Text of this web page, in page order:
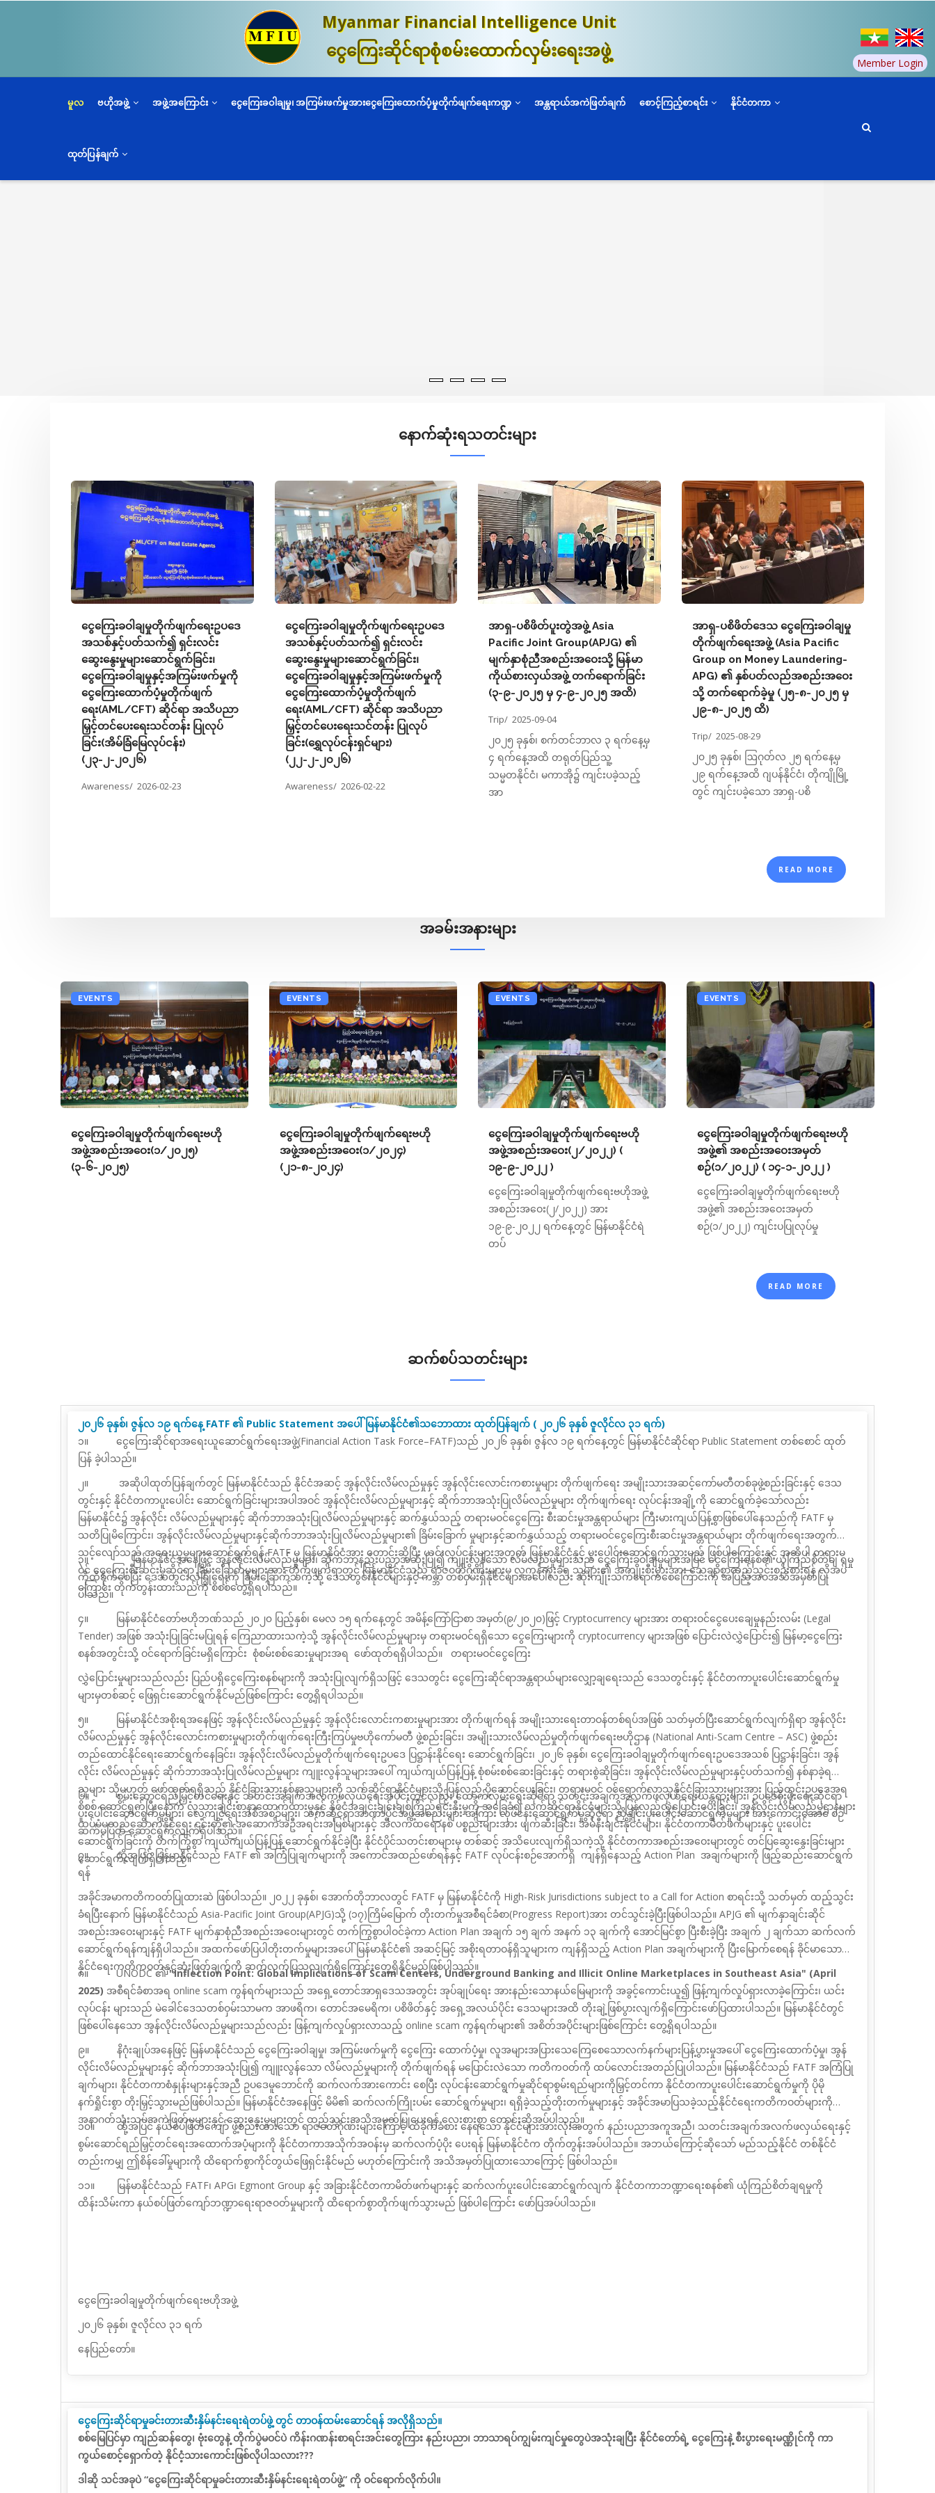
မည်
Myanmar Financial Intelligence Unit
ငွေကြေးဆိုင်ရာစုံစမ်းထောက်လှမ်းရေးအဖွဲ့
Member Login
မူလ ဗဟိုအဖွဲ့ အဖွဲ့အကြောင်း ငွေကြေးခဝါချမှု၊ အကြမ်းဖက်မှုအားငွေကြေးထောက်ပံ့မှုတိုက်ဖျက်ရေးကဏ္ဍ အန္တရာယ်အကဲဖြတ်ချက် စောင့်ကြည့်စာရင်း နိုင်ငံတကာ
ထုတ်ပြန်ချက်
နောက်ဆုံးရသတင်းများ
ငွေကြေးခဝါချမှုတိုက်ဖျက်ရေးဥပဒေ
အသစ်နှင့်ပတ်သက်၍ ရှင်းလင်း
ဆွေးနွေးမှုများဆောင်ရွက်ခြင်း၊
ငွေကြေးခဝါချမှုနှင့်အကြမ်းဖက်မှုကို
ငွေကြေးထောက်ပံ့မှုတိုက်ဖျက်
ရေး(AML/CFT) ဆိုင်ရာ အသိပညာ
မြှင့်တင်ပေးရေးသင်တန်း ပြုလုပ်
ခြင်း(အိမ်ခြံမြေလုပ်ငန်း)
(၂၃-၂-၂၀၂၆)
Awareness/ 2026-02-23
ငွေကြေးခဝါချမှုတိုက်ဖျက်ရေးဥပဒေ
အသစ်နှင့်ပတ်သက်၍ ရှင်းလင်း
ဆွေးနွေးမှုများဆောင်ရွက်ခြင်း၊
ငွေကြေးခဝါချမှုနှင့်အကြမ်းဖက်မှုကို
ငွေကြေးထောက်ပံ့မှုတိုက်ဖျက်
ရေး(AML/CFT) ဆိုင်ရာ အသိပညာ
မြှင့်တင်ပေးရေးသင်တန်း ပြုလုပ်
ခြင်း(ရွှေလုပ်ငန်းရှင်များ)
(၂၂-၂-၂၀၂၆)
Awareness/ 2026-02-22
အာရှ-ပစိဖိတ်ပူးတွဲအဖွဲ့ Asia
Pacific Joint Group(APJG) ၏
မျက်နှာစုံညီအစည်းအဝေးသို့ မြန်မာ
ကိုယ်စားလှယ်အဖွဲ့ တက်ရောက်ခြင်း
(၃-၉-၂၀၂၅ မှ ၄-၉-၂၀၂၅ အထိ)
Trip/ 2025-09-04
၂၀၂၅ ခုနှစ်၊ စက်တင်ဘာလ ၃ ရက်နေ့မှ
၄ ရက်‌နေ့အထိ တရုတ်ပြည်သူ့
သမ္မတနိုင်ငံ၊ မကာအို၌ ကျင်းပခဲ့သည့်
အာ
အာရှ-ပစိဖိတ်ဒေသ ငွေကြေးခဝါချမှု
တိုက်ဖျက်ရေးအဖွဲ့ (Asia Pacific
Group on Money Laundering-
APG) ၏ နှစ်ပတ်လည်အစည်းအဝေး
သို့ တက်ရောက်ခဲ့မှု (၂၅-၈-၂၀၂၅ မှ
၂၉-၈-၂၀၂၅ ထိ)
Trip/ 2025-08-29
၂၀၂၅ ခုနှစ်၊ ဩဂုတ်လ ၂၅ ရက်နေ့မှ
၂၉ ရက်နေ့အထိ ဂျပန်နိုင်ငံ၊ တိုကျိုမြို့
တွင် ကျင်းပခဲ့သော အာရှ-ပစိ
READ MORE
အခမ်းအနားများ
EVENTS
ငွေကြေးခဝါချမှုတိုက်ဖျက်ရေးဗဟို
အဖွဲ့အစည်းအဝေး(၁/၂၀၂၅)
(၃-၆-၂၀၂၅)
EVENTS
ငွေကြေးခဝါချမှုတိုက်ဖျက်ရေးဗဟို
အဖွဲ့အစည်းအဝေး(၁/၂၀၂၄)
(၂၁-၈-၂၀၂၄)
EVENTS
ငွေကြေးခဝါချမှုတိုက်ဖျက်ရေးဗဟို
အဖွဲ့အစည်းအဝေး(၂/၂၀၂၂) (
၁၉-၉-၂၀၂၂ )
ငွေကြေးခဝါချမှုတိုက်ဖျက်ရေးဗဟိုအဖွဲ့
အစည်းအဝေး(၂/၂၀၂၂) အား
၁၉-၉-၂၀၂၂ ရက်နေ့တွင် မြန်မာနိုင်ငံရဲ
တပ်
EVENTS
ငွေကြေးခဝါချမှုတိုက်ဖျက်ရေးဗဟို
အဖွဲ့၏ အစည်းအဝေးအမှတ်
စဉ်(၁/၂၀၂၂) ( ၁၄-၁-၂၀၂၂ )
ငွေကြေးခဝါချမှုတိုက်ဖျက်ရေးဗဟို
အဖွဲ့၏ အစည်းအဝေးအမှတ်
စဉ်(၁/၂၀၂၂) ကျင်းပပြုလုပ်မှု
READ MORE
ဆက်စပ်သတင်းများ
၂၀၂၆ ခုနှစ်၊ ဇွန်လ ၁၉ ရက်နေ့ FATF ၏ Public Statement အပေါ် မြန်မာနိုင်ငံ၏သဘောထား ထုတ်ပြန်ချက် ( ၂၀၂၆ ခုနှစ် ဇူလိုင်လ ၃၁ ရက်)
၁။ ငွေကြေးဆိုင်ရာအရေးယူဆောင်ရွက်ရေးအဖွဲ့(Financial Action Task Force–FATF)သည် ၂၀၂၆ ခုနှစ်၊ ဇွန်လ ၁၉ ရက်နေ့တွင် မြန်မာနိုင်ငံဆိုင်ရာ Public Statement တစ်စောင် ထုတ်
ပြန် ခဲ့ပါသည်။
၂။ အဆိုပါထုတ်ပြန်ချက်တွင် မြန်မာနိုင်ငံသည် နိုင်ငံအဆင့် အွန်လိုင်းလိမ်လည်မှုနှင့် အွန်လိုင်းလောင်းကစားမှုများ တိုက်ဖျက်ရေး အမျိုးသားအဆင့်ကော်မတီတစ်ခုဖွဲ့စည်းခြင်းနှင့် ဒေသ
တွင်းနှင့် နိုင်ငံတကာပူးပေါင်း ဆောင်ရွက်ခြင်းများအပါအဝင် အွန်လိုင်းလိမ်လည်မှုများနှင့် ဆိုက်ဘာအသုံးပြုလိမ်လည်မှုများ တိုက်ဖျက်ရေး လုပ်ငန်းအချို့ကို ဆောင်ရွက်ခဲ့သော်လည်း
မြန်မာနိုင်ငံ၌ အွန်လိုင်း လိမ်လည်မှုများနှင့် ဆိုက်ဘာအသုံးပြုလိမ်လည်မှုများနှင့် ဆက်နွှယ်သည့် တရားမဝင်ငွေကြေး စီးဆင်းမှုအန္တရာယ်များ ကြီးမားကျယ်ပြန့်စွာဖြစ်ပေါ်နေသည်ကို FATF မှ
သတိပြုမိကြောင်း၊ အွန်လိုင်းလိမ်လည်မှုများနှင့်ဆိုက်ဘာအသုံးပြုလိမ်လည်မှုများ၏ ခြိမ်းခြောက် မှုများနှင့်ဆက်နွှယ်သည့် တရားမဝင်ငွေကြေးစီးဆင်းမှုအန္တရာယ်များ တိုက်ဖျက်ရေးအတွက်
သင့်လျော်သည့် အရေးယူမှုများဆောင်ရွက်ရန် FATF မှ မြန်မာနိုင်ငံအား တောင်းဆိုပြီး ယင်းလုပ်ငန်းများအတွက် မြန်မာနိုင်ငံနှင့် ပူးပေါင်းဆောင်ရွက်သွားမည် ဖြစ်ပါကြောင်းနှင့် အဆိုပါ တရားမ
ဝင် ငွေကြေးစီးဆင်းမှုဆိုင်ရာ ခြိမ်းခြောက်မှုများအား တိုက်ဖျက်ရာတွင် မြန်မာနိုင်ငံသည် ရာဇဝတ်ဂိုဏ်းများမှ လူကုန်ကူးခံရ သူများ၏ အကျိုးစီးပွားအား သေချာစွာထည့်သွင်းစဉ်းစားရန် လိုအပ်
ကြောင်း တိုက်တွန်းထားသည်ကို စိစစ်တွေ့ရှိရပါသည်။
၃။မြန်မာနိုင်ငံအနေဖြင့် အွန်လိုင်းလိမ်လည်မှုများ၊ ဆိုက်ဘာနည်းပညာအသုံးပြု၍ကျူးလွန်သော လိမ်လည်မှုများသည် ငွေကြေးခဝါချမှုများအပြင် ငွေကြေးစနစ်၏ ယုံကြည်စိတ်ချရမှု
ကိုထိခိုက်စေပြီး ဒေသတွင်းလုံခြုံရေးကို ခြိမ်းခြောက်သကဲ့သို့ ဒေသတွင်းနိုင်ငံများနှင့် ကမ္ဘာတစ်ဝှမ်းရှိနိုင်ငံများအပေါ်လည်း ဆိုးကျိုးသက်ရောက်စေကြောင်းကို အပြည့်အဝအသိအမှတ်ပြု
ပါသည်။
၄။
မြန်မာနိုင်ငံတော်ဗဟိုဘဏ်သည် ၂၀၂၀ ပြည့်နှစ်၊ မေလ ၁၅ ရက်နေ့တွင် အမိန့်ကြော်ငြာစာ အမှတ်(၉/၂၀၂၀)ဖြင့် Cryptocurrency များအား တရားဝင်ငွေပေးချေမှုနည်းလမ်း (Legal
Tender) အဖြစ် အသုံးပြုခြင်းမပြုရန် ကြေညာထားသကဲ့သို့ အွန်လိုင်းလိမ်လည်မှုများမှ တရားမဝင်ရရှိသော ငွေကြေးများကို cryptocurrency များအဖြစ် ပြောင်းလဲလွှဲပြောင်း၍ မြန်မာ့ငွေကြေး
စနစ်အတွင်းသို့ ဝင်ရောက်ခြင်းမရှိကြောင်း စုံစမ်းစစ်ဆေးမှုများအရ ဖော်ထုတ်ရရှိပါသည်။ တရားမဝင်ငွေကြေး
လွှဲပြောင်းမှုများသည်လည်း ပြည်ပရှိငွေကြေးစနစ်များကို အသုံးပြုလျက်ရှိသဖြင့် ဒေသတွင်း ငွေကြေးဆိုင်ရာအန္တရာယ်များလျှော့ချရေးသည် ဒေသတွင်းနှင့် နိုင်ငံတကာပူးပေါင်းဆောင်ရွက်မှု
များမှတစ်ဆင့် ဖြေရှင်းဆောင်ရွက်နိုင်မည်ဖြစ်ကြောင်း တွေ့ရှိရပါသည်။
၅။
မြန်မာနိုင်ငံအစိုးရအနေဖြင့် အွန်လိုင်းလိမ်လည်မှုနှင့် အွန်လိုင်းလောင်းကစားမှုများအား တိုက်ဖျက်ရန် အမျိုးသား‌ရေးတာဝန်တစ်ရပ်အဖြစ် သတ်မှတ်ပြီးဆောင်ရွက်လျက်ရှိရာ အွန်လိုင်း
လိမ်လည်မှုနှင့် အွန်လိုင်းလောင်းကစားမှုများတိုက်ဖျက်ရေးကြီးကြပ်မှုဗဟိုကော်မတီ ဖွဲ့စည်းခြင်း၊ အမျိုးသားလိမ်လည်မှုတိုက်ဖျက်ရေးဗဟိုဌာန (National Anti-Scam Centre – ASC) ဖွဲ့စည်း
တည်ထောင်နိုင်ရေးဆောင်ရွက်နေခြင်း၊ အွန်လိုင်းလိမ်လည်မှုတိုက်ဖျက်ရေးဥပဒေ ပြဋ္ဌာန်းနိုင်ရေး ဆောင်ရွက် ခြင်း၊
၂၀၂၆ ခုနှစ်၊ ငွေကြေးခဝါချမှုတိုက်ဖျက်ရေးဥပဒေအသစ် ပြဋ္ဌာန်းခြင်း၊ အွန်
လိုင်း လိမ်လည်မှုနှင့် ဆိုက်ဘာအသုံးပြုလိမ်လည်မှုများ ကျူးလွန်သူများအပေါ် ကျယ်ကျယ်ပြန့်ပြန့် စုံစမ်းစစ်ဆေးခြင်းနှင့် တရားစွဲဆိုခြင်း၊ အွန်လိုင်းလိမ်လည်မှုများနှင့်ပတ်သက်၍ နစ်နာခဲ့ရ
သူများ သို့မဟုတ် ဖော်ထုတ်ရရှိသည့် နိုင်ငံခြားသားနစ်နာသူများကို သက်ဆိုင်ရာနိုင်ငံများသို့ ပြန်လည် ပို့ဆောင်ပေးခြင်း၊ တရားမဝင် ဝင်ရောက်လာသူနိုင်ငံခြားသားများအား ပြည်တွင်းဥပဒေအရ
စိစစ် ဆောင်ရွက်ပြီးနောက် လူသားချင်းစာနာထောက်ထားမှုနှင့် နိုင်ငံအချင်းချင်းချစ်ကြည်ရင်းနှီးမှုကို အခြေခံ၍ သက်ဆိုင်ရာနိုင်ငံများသို့ ပြန်လည်လွှဲပြောင်းပေးခြင်း၊ အွန်လိုင်းလိမ်လည်မှုဌာနများ
ထပ်မံမတည်ဆောက်နိုင်ရေး ၎င်းတို့၏ အဆောက်အဦအရင်းအမြစ်များနှင့် အီလက်ထရောနစ်ပစ္စည်းများအား ဖျက်ဆီးခြင်း၊ အိမ်နီးချင်းနိုင်ငံများ၊ နိုင်ငံတကာမိတ်ဖက်များနှင့် ပူးပေါင်း
ဆောင်ရွက်ခြင်းကို တက်ကြွစွာကျယ်ကျယ်ပြန့်ပြန့် ဆောင်ရွက်နိုင်ခဲ့ပြီး နိုင်ငံပိုင်သတင်းစာများမှ တစ်ဆင့် အသိပေးလျက်ရှိသကဲ့သို့ နိုင်ငံတကာအစည်းအဝေးများတွင် တင်ပြဆွေးနွေးခြင်းများ
ဆောင်ရွက်လျက်ရှိပါသည်။
၆။စွမ်းဆောင်ရည်မြှင့်တင်ရေးနှင့် သတင်းအချက်အလက်ဖလှယ်ရေးအပိုင်းတွင်လည်းထောက်လှမ်းရေးဆိုင်ရာ သတင်းအချက်အလက်ဖလှယ်ရေးယန္တရားများ၊ ဥပဒေစိုးမိုးရေးဆိုင်ရာ
ပူးပေါင်းဆောင်ရွက်မှုများ၊ လေ့ကျင့်ရေးအစီအစဉ်များ၊ သက်ဆိုင်ရာအာဏာပိုင်အဖွဲ့အစည်းများအကြား လုပ်ငန်းဆောင်ရွက်မှုဆိုင်ရာ ညှိနှိုင်းပူးပေါင်းဆောင်ရွက်မှုများ အားကောင်းအောင်စဉ်
ဆက်မပြတ် ဆောင်ရွက်လျက်ရှိပါသည်။
၇။ ထို့အပြင် မြန်မာနိုင်ငံသည် FATF ၏ အကြံပြုချက်များကို အကောင်အထည်ဖော်ရန်နှင့် FATF လုပ်ငန်းစဉ်အောက်ရှိ ကျန်ရှိနေသည့် Action Plan အချက်များကို ဖြည့်ဆည်းဆောင်ရွက်
ရန်
အခိုင်အမာကတိကဝတ်ပြုထားဆဲ ဖြစ်ပါသည်။ ၂၀၂၂ ခုနှစ်၊ အောက်တိုဘာလတွင် FATF မှ မြန်မာနိုင်ငံကို High-Risk Jurisdictions subject to a Call for Action စာရင်းသို့ သတ်မှတ် ထည့်သွင်း
ခံရပြီးနောက် မြန်မာနိုင်ငံသည် Asia-Pacific Joint Group(APJG)သို့ (၁၇)ကြိမ်မြောက် တိုးတက်မှုအစီရင်ခံစာ(Progress Report)အား တင်သွင်းခဲ့ပြီးဖြစ်ပါသည်။ APJG ၏ မျက်နှာချင်းဆိုင်
အစည်းအဝေးများနှင့် FATF မျက်နှာစုံညီအစည်းအဝေးများတွင် တက်ကြွစွာပါဝင်ခဲ့ကာ Action Plan အချက် ၁၅ ချက် အနက် ၁၃ ချက်ကို အောင်မြင်စွာ ပြီးစီးခဲ့ပြီး အချက် ၂ ချက်သာ ဆက်လက်
ဆောင်ရွက်ရန်ကျန်ရှိပါသည်။ အထက်ဖော်ပြပါတိုးတက်မှုများအပေါ် မြန်မာနိုင်ငံ၏ အဆင့်မြင့် အစိုးရတာဝန်ရှိသူများက ကျန်ရှိသည့် Action Plan အချက်များကို ပြီးမြောက်စေရန် ခိုင်မာသော
နိုင်ငံရေးကတိကဝတ်နှင့်ဆုံးဖြတ်ချက်ကို ဆက်လက်ပြသလျက်ရှိကြောင်းတွေ့ရှိနိုင်မည်ဖြစ်ပါသည်။
၈။UNODC၏"Inflection Point: Global Implications of Scam Centers, Underground Banking and Illicit Online Marketplaces in Southeast Asia" (April
2025) အစီရင်ခံစာအရ online scam ကွန်ရက်များသည် အရှေ့တောင်အာရှဒေသအတွင်း အုပ်ချုပ်ရေး အားနည်းသောနယ်မြေများကို အခွင့်ကောင်းယူ၍ ဖြန့်ကျက်လှုပ်ရှားလာခဲ့ကြောင်း၊ ယင်း
လုပ်ငန်း များသည် မဲခေါင်ဒေသတစ်ဝှမ်းသာမက အာဖရိက၊ တောင်အမေရိက၊ ပစိဖိတ်နှင့် အရှေ့အလယ်ပိုင်း ဒေသများအထိ တိုးချဲ့ဖြစ်ပွားလျက်ရှိကြောင်းဖော်ပြထားပါသည်။ မြန်မာနိုင်ငံတွင်
ဖြစ်ပေါ်နေသော အွန်လိုင်းလိမ်လည်မှုများသည်လည်း ဖြန့်ကျက်လှုပ်ရှားလာသည့် online scam ကွန်ရက်များ၏ အစိတ်အပိုင်းများဖြစ်ကြောင်း တွေ့ရှိရပါသည်။
၉။ နိဂုံးချုပ်အနေဖြင့် မြန်မာနိုင်ငံသည် ငွေကြေးခဝါချမှု၊ အကြမ်းဖက်မှုကို ငွေကြေး ထောက်ပံ့မှု၊ လူအများအပြားသေကြေစေသောလက်နက်များပြန့်ပွားမှုအပေါ် ငွေကြေးထောက်ပံ့မှု၊ အွန်
လိုင်းလိမ်လည်မှုများနှင့် ဆိုက်ဘာအသုံးပြု၍ ကျူးလွန်သော လိမ်လည်မှုများကို တိုက်ဖျက်ရန် မပြောင်းလဲသော ကတိကဝတ်ကို ထပ်လောင်းအတည်ပြုပါသည်။ မြန်မာနိုင်ငံသည် FATF အကြံပြု
ချက်များ၊ နိုင်ငံတကာစံနှုန်းများနှင့်အညီ ဥပဒေမူဘောင်ကို ဆက်လက်အားကောင်း စေပြီး လုပ်ငန်းဆောင်ရွက်မှုဆိုင်ရာစွမ်းရည်များကိုမြှင့်တင်ကာ နိုင်ငံတကာပူးပေါင်းဆောင်ရွက်မှုကို ပိုမို
နက်ရှိုင်းစွာ တိုးမြှင့်သွားမည်ဖြစ်ပါသည်။ မြန်မာနိုင်ငံအနေဖြင့် မိမိ၏ ဆက်လက်ကြိုးပမ်း ဆောင်ရွက်မှုများ၊ ရရှိခဲ့သည့်တိုးတက်မှုများနှင့် အခိုင်အမာပြသခဲ့သည့်နိုင်ငံရေးကတိကဝတ်များကို
အနာဂတ်သုံးသပ်အကဲဖြတ်မှုများနှင့် ဆွေးနွေးမှုများတွင် ထည့်သွင်းအသိအမှတ်ပြုပေးရန်လေးစားစွာ တောင်းဆိုအပ်ပါသည်။
၁၀။ ထို့အပြင် နယ်စပ်ဖြတ်ကျော် ဖွဲ့စည်းထားသော ရာဇဝတ်ဂိုဏ်းများကြောင့် ထိခိုက်ခံစားနေရသော နိုင်ငံများအားလုံးအတွက် နည်းပညာအကူအညီ၊ သတင်းအချက်အလက်ဖလှယ်ရေးနှင့်
စွမ်းဆောင်ရည်မြှင့်တင်ရေးအထောက်အပံ့များကို နိုင်ငံတကာအသိုက်အဝန်းမှ ဆက်လက်ပံ့ပိုး ပေးရန် မြန်မာနိုင်ငံက တိုက်တွန်းအပ်ပါသည်။ အဘယ်ကြောင့်ဆိုသော် မည်သည့်နိုင်ငံ တစ်နိုင်ငံ
တည်းကမျှ ဤစိန်ခေါ်မှုများကို ထိရောက်စွာကိုင်တွယ်ဖြေရှင်းနိုင်မည် မဟုတ်ကြောင်းကို အသိအမှတ် ပြုထားသောကြောင့် ဖြစ်ပါသည်။
၁၁။ မြန်မာနိုင်ငံသည် FATF၊ APG၊ Egmont Group နှင့် အခြားနိုင်ငံတကာမိတ်ဖက်များနှင့် ဆက်လက်ပူးပေါင်းဆောင်ရွက်လျက် နိုင်ငံတကာဘဏ္ဍာရေးစနစ်၏ ယုံကြည်စိတ်ချရမှုကို
ထိန်းသိမ်းကာ နယ်စပ်ဖြတ်ကျော်ဘဏ္ဍာရေးရာဇဝတ်မှုများကို ထိရောက်စွာတိုက်ဖျက်သွားမည် ဖြစ်ပါကြောင်း ဖော်ပြအပ်ပါသည်။
ငွေကြေးခဝါချမှုတိုက်ဖျက်ရေးဗဟိုအဖွဲ့
၂၀၂၆ ခုနှစ်၊ ဇူလိုင်လ ၃၁ ရက်
နေပြည်တော်။
ငွေကြေးဆိုင်ရာမှုခင်းတားဆီးနှိမ်နင်းရေးရဲတပ်ဖွဲ့ တွင် တာဝန်ထမ်းဆောင်ရန် အလိုရှိသည်။
စစ်မြေပြင်မှာ ကျည်ဆန်တွေ၊ ဗုံးတွေနဲ့ တိုက်ပွဲမဝင်ပဲ ကိန်းဂဏန်းစာရင်းအင်းတွေကြား နည်းပညာ၊ ဘာသာရပ်ကျွမ်းကျင်မှုတွေပဲအသုံးချပြီး နိုင်ငံတော်ရဲ့ ငွေကြေးနဲ့ စီးပွားရေးမဏ္ဏိုင်ကို ကာ
ကွယ်စောင့်ရှောက်တဲ့ နိုင်ငံ့သားကောင်းဖြစ်လိုပါသလား???
ဒါဆို သင်အခုပဲ “ငွေကြေးဆိုင်ရာမှုခင်းတားဆီးနှိမ်နင်းရေးရဲတပ်ဖွဲ့” ကို ဝင်ရောက်လိုက်ပါ။